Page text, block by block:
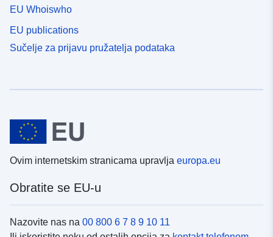
EU Whoiswho
EU publications
Sučelje za prijavu pružatelja podataka
Ovim internetskim stranicama upravlja europa.eu
Obratite se EU-u
Nazovite nas na 00 800 6 7 8 9 10 11